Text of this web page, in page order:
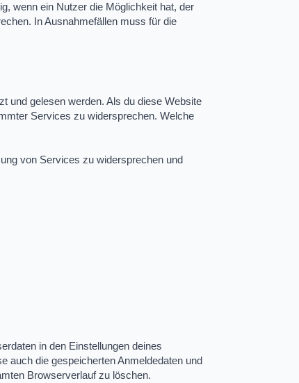
wenn ein Nutzer die Möglichkeit hat, der
In Ausnahmefällen muss für die
und gelesen werden. Als du diese Website
Services zu widersprechen. Welche
von Services zu widersprechen und
in den Einstellungen deines
auch die gespeicherten Anmeldedaten und
Browserverlauf zu löschen.